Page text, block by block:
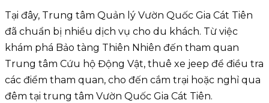
Tại đây, Trung tâm Quản lý Vườn Quốc Gia Cát Tiên
đã chuẩn bị nhiều dịch vụ cho du khách. Từ việc
khám phá Bảo tàng Thiên Nhiên đến tham quan
Trung tâm Cứu hộ Động Vật, thuê xe jeep để điều tra
các điểm tham quan, cho đến cắm trại hoặc nghỉ qua
đêm tại trung tâm Vườn Quốc Gia Cát Tiên.